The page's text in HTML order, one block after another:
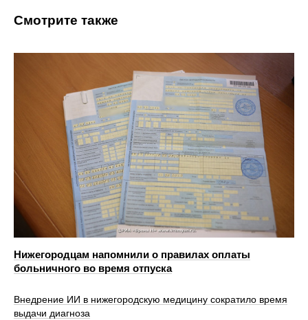
Смотрите также
Нижегородцам напомнили о правилах оплаты
больничного во время отпуска
Внедрение ИИ в нижегородскую медицину сократило время
выдачи диагноза